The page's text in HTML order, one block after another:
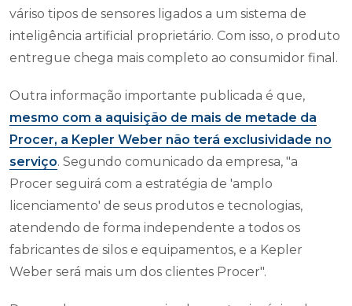
váriso tipos de sensores ligados a um sistema de
inteligência artificial proprietário. Com isso, o produto
entregue chega mais completo ao consumidor final.
Outra informação importante publicada é que,
mesmo com a aquisição de mais de metade da
Procer, a Kepler Weber não terá exclusividade no
serviço. Segundo comunicado da empresa, "a
Procer seguirá com a estratégia de 'amplo
licenciamento' de seus produtos e tecnologias,
atendendo de forma independente a todos os
fabricantes de silos e equipamentos, e a Kepler
Weber será mais um dos clientes Procer".